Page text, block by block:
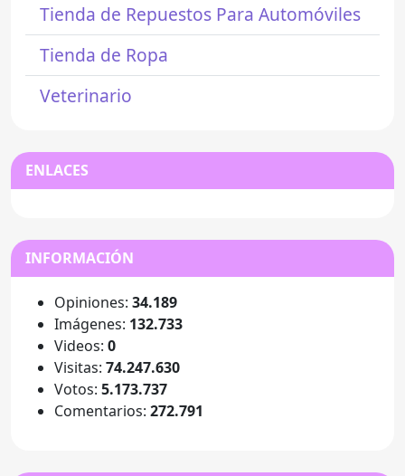
Tienda de Repuestos Para Automóviles
Tienda de Ropa
Veterinario
ENLACES
INFORMACIÓN
Opiniones: 34.189
Imágenes: 132.733
Videos: 0
Visitas: 74.247.630
Votos: 5.173.737
Comentarios: 272.791